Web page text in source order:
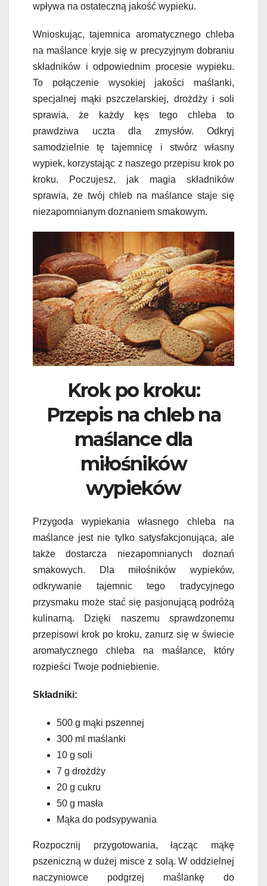
wpływa na ostateczną jakość wypieku.
Wnioskując, tajemnica aromatycznego chleba
na maślance kryje się w precyzyjnym dobraniu
składników i odpowiednim procesie wypieku.
To połączenie wysokiej jakości maślanki,
specjalnej mąki pszczelarskiej, drożdży i soli
sprawia, że każdy kęs tego chleba to
prawdziwa uczta dla zmysłów. Odkryj
samodzielnie tę tajemnicę i stwórz własny
wypiek, korzystając z naszego przepisu krok po
kroku. Poczujesz, jak magia składników
sprawia, że twój chleb na maślance staje się
niezapomnianym doznaniem smakowym.
Krok po kroku:
Przepis na chleb na
maślance dla
miłośników
wypieków
Przygoda wypiekania własnego chleba na
maślance jest nie tylko satysfakcjonująca, ale
także dostarcza niezapomnianych doznań
smakowych. Dla miłośników wypieków,
odkrywanie tajemnic tego tradycyjnego
przysmaku może stać się pasjonującą podróżą
kulinarną. Dzięki naszemu sprawdzonemu
przepisowi krok po kroku, zanurz się w świecie
aromatycznego chleba na maślance, który
rozpieści Twoje podniebienie.
Składniki:
500 g mąki pszennej
300 ml maślanki
10 g soli
7 g drożdży
20 g cukru
50 g masła
Mąka do podsypywania
Rozpocznij przygotowania, łącząc mąkę
pszeniczną w dużej misce z solą. W oddzielnej
naczyniowce podgrzej maślankę do